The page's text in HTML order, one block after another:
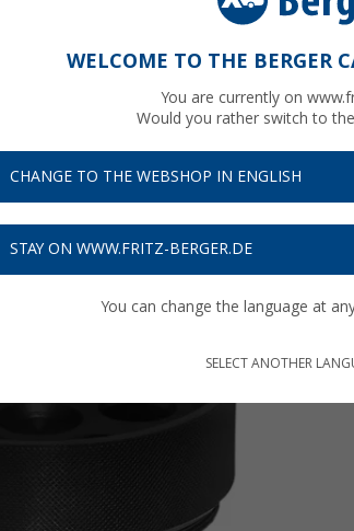
WELCOME TO THE BERGER
You are currently on
Would you rather switch to
CHANGE TO THE WEBSHOP IN ENGLISH
STAY ON WWW.FRITZ-BERGER.DE
You can change the language at
SELECT ANOTHER